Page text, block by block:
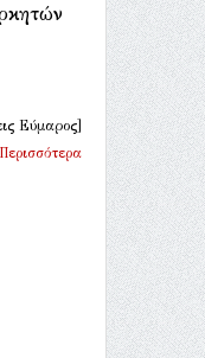
Εύμαρος]
Περισσότερα